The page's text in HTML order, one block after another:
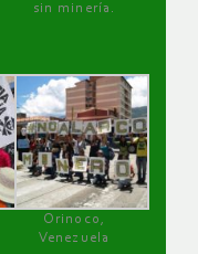
sin minería.
Orinoco,
Venezuela